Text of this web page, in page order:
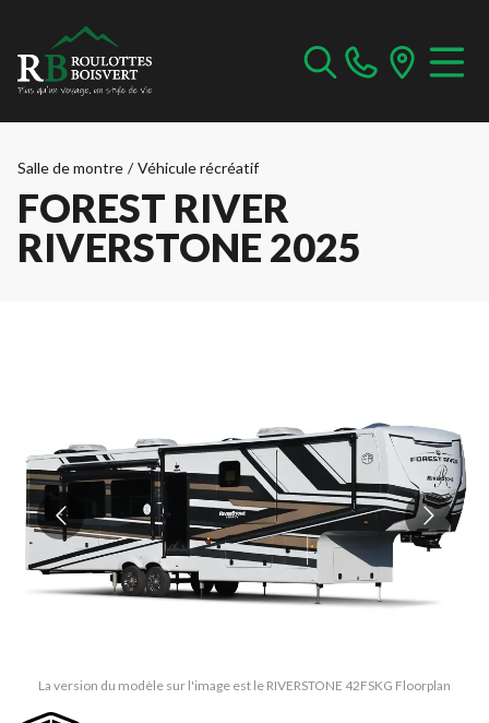
Salle de montre / Véhicule récréatif
FOREST RIVER
RIVERSTONE 2025
La version du modèle sur l'image est le RIVERSTONE 42FSKG Floorplan